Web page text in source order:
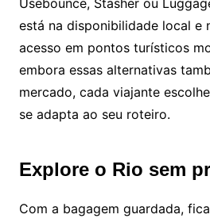
Usebounce, Stasher ou
está na disponibilidade local e
acesso em pontos turísticos
embora essas alternativas
mercado, cada viajante
se adapta ao seu roteiro.
Explore o Rio sem
Com a bagagem guardada,